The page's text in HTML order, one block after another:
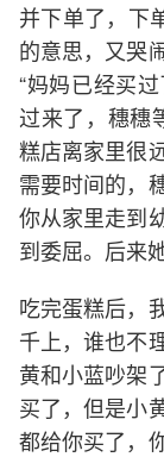
并下单了，下
的意思，又哭
“妈妈已经买
过来了，穗穗
糕店离家里很
需要时间的，
你从家里走到
到委屈。后来
吃完蛋糕后，
千上，谁也不
黄和小蓝吵架
买了，但是小
都给你买了，